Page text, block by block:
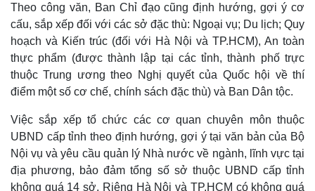
Thế giới thể thao
eSports
Hậu trường
Tư vấn
Theo công văn, Ban Chỉ đạo cũng định hướng, gợi ý cơ
cấu, sắp xếp đối với các sở đặc thù: Ngoại vụ; Du lịch; Quy
hoạch và Kiến trúc (đối với Hà Nội và TP.HCM), An toàn
thực phẩm (được thành lập tại các tỉnh, thành phố trực
thuộc Trung ương theo Nghị quyết của Quốc hội về thí
điểm một số cơ chế, chính sách đặc thù) và Ban Dân tộc.
Việc sắp xếp tổ chức các cơ quan chuyên môn thuộc
UBND cấp tỉnh theo định hướng, gợi ý tại văn bản của Bộ
Nội vụ và yêu cầu quản lý Nhà nước về ngành, lĩnh vực tại
địa phương, bảo đảm tổng số sở thuộc UBND cấp tỉnh
không quá 14 sở. Riêng Hà Nội và TP.HCM có không quá